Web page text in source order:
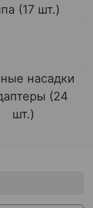
(17 шт.)
насадки
(24
шт.)